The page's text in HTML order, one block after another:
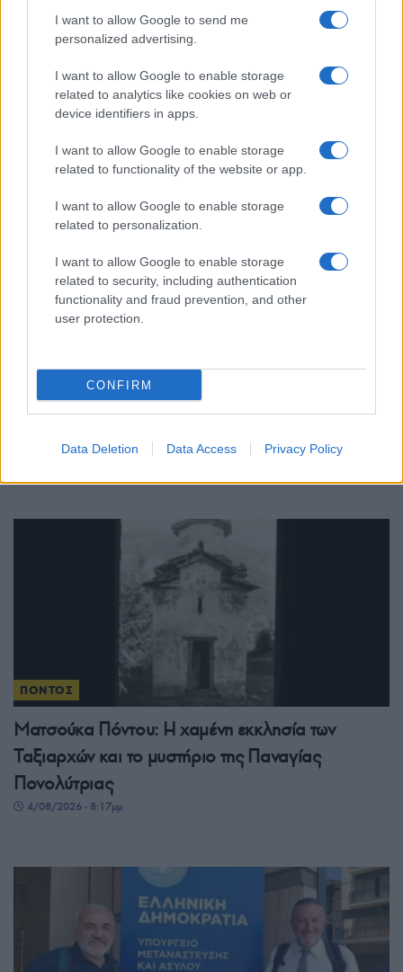
I want to allow Google to send me
personalized advertising.
I want to allow Google to enable storage
related to analytics like cookies on web or
device identifiers in apps.
I want to allow Google to enable storage
related to functionality of the website or app.
I want to allow Google to enable storage
related to personalization.
I want to allow Google to enable storage
related to security, including authentication
functionality and fraud prevention, and other
user protection.
CONFIRM
Data Deletion Data Access Privacy Policy
ΠΟΝΤΟΣ
Η μεγάλη εορτή της Μεταμορφώσεως του
Σωτήρος και η Αγία Σοφία της Τραπεζούντας
ΠΟΝΤΟΣ
Ποντιακή γαστρονομία: Ποιος θα κρατήσει
ΠΟΝΤΟΣ
Ματσούκα Πόντου: Η χαμένη εκκλησία των
Ταξιαρχών και το μυστήριο της Παναγίας
Πονολύτριας
4/08/2026 - 8:17μμ